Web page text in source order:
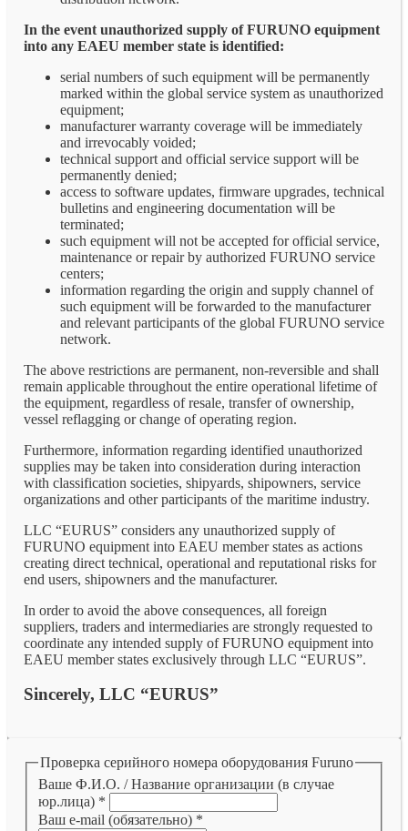
In the event unauthorized supply of FURUNO equipment
into any EAEU member state is identified:
serial numbers of such equipment will be permanently
marked within the global service system as unauthorized
equipment;
manufacturer warranty coverage will be immediately
and irrevocably voided;
technical support and official service support will be
permanently denied;
access to software updates, firmware upgrades, technical
bulletins and engineering documentation will be
terminated;
such equipment will not be accepted for official service,
maintenance or repair by authorized FURUNO service
centers;
information regarding the origin and supply channel of
such equipment will be forwarded to the manufacturer
and relevant participants of the global FURUNO service
network.
The above restrictions are permanent, non-reversible and shall
remain applicable throughout the entire operational lifetime of
the equipment, regardless of resale, transfer of ownership,
vessel reflagging or change of operating region.
Furthermore, information regarding identified unauthorized
supplies may be taken into consideration during interaction
with classification societies, shipyards, shipowners, service
organizations and other participants of the maritime industry.
LLC “EURUS” considers any unauthorized supply of
FURUNO equipment into EAEU member states as actions
creating direct technical, operational and reputational risks for
end users, shipowners and the manufacturer.
In order to avoid the above consequences, all foreign
suppliers, traders and intermediaries are strongly requested to
coordinate any intended supply of FURUNO equipment into
EAEU member states exclusively through LLC “EURUS”.
Sincerely, LLC “EURUS”
Проверка серийного номера оборудования Furuno
Ваше Ф.И.О. / Название организации (в случае
юр.лица) *
Ваш e-mail (обязательно) *